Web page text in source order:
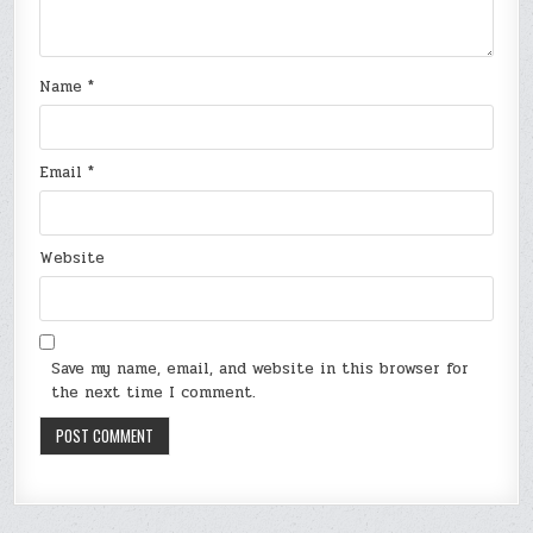
Name*
Email*
Website
Save my name, email, and website in this browser for
the next time I comment.